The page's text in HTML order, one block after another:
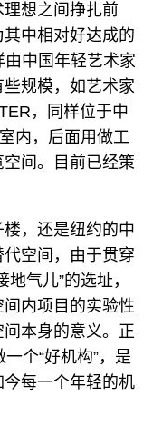
想之间挣扎前
中相对好达成的
中国年轻艺术家
规模，如艺术家
，同样位于中
内，后面用做工
间。目前已经策
，还是纽约的中
空间，由于贯穿
气儿”的选址，
内项目的实验性
本身的意义。正
一个“好机构”，是
每一个年轻的机